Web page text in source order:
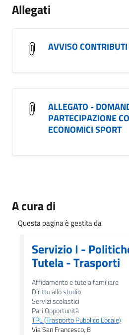
Allegati
AVVISO
ALLEGATO -
PARTECIPAZIONE
ECONOMICI SPORT
A cura di
Questa pagina è gestita da
Servizio I -
Tutela - Trasporti
Affidamento e tutela familiare
Diritto allo studio
Servizi scolastici
Pari Opportunità
TPL (Trasporto Pubblico Locale)
Via San Francesco, 8